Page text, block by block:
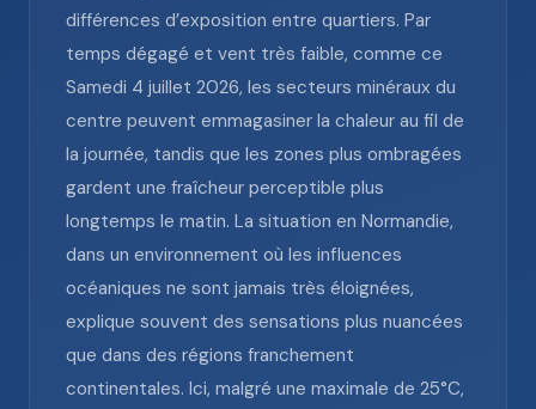
différences d’exposition entre quartiers. Par
temps dégagé et vent très faible, comme ce
Samedi 4 juillet 2026, les secteurs minéraux du
centre peuvent emmagasiner la chaleur au fil de
la journée, tandis que les zones plus ombragées
gardent une fraîcheur perceptible plus
longtemps le matin. La situation en Normandie,
dans un environnement où les influences
océaniques ne sont jamais très éloignées,
explique souvent des sensations plus nuancées
que dans des régions franchement
continentales. Ici, malgré une maximale de 25°C,